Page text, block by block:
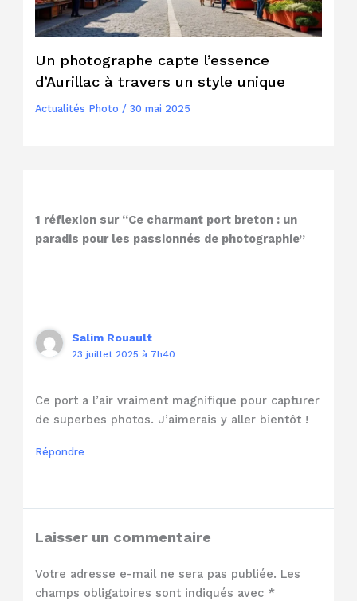
Un photographe capte l’essence
d’Aurillac à travers un style unique
Actualités Photo / 30 mai 2025
1 réflexion sur “Ce charmant port breton : un
paradis pour les passionnés de photographie”
Salim Rouault
23 juillet 2025 à 7h40
Ce port a l’air vraiment magnifique pour capturer
de superbes photos. J’aimerais y aller bientôt !
Répondre
Laisser un commentaire
Votre adresse e-mail ne sera pas publiée. Les
champs obligatoires sont indiqués avec *